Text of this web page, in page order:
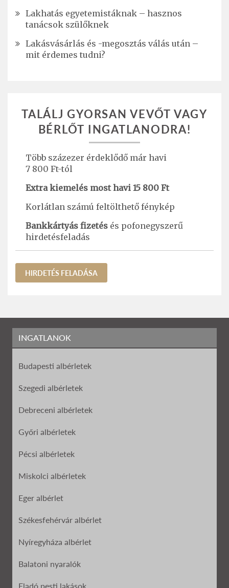
Lakhatás egyetemistáknak – hasznos
tanácsok szülőknek
Lakásvásárlás és -megosztás válás után –
mit érdemes tudni?
TALÁLJ GYORSAN VEVŐT VAGY
BÉRLŐT INGATLANODRA!
Több százezer érdeklődő már havi
7 800 Ft-tól
Extra kiemelés most havi 15 800 Ft
Korlátlan számú feltölthető fénykép
Bankkártyás fizetés és pofonegyszerű
hirdetésfeladás
HIRDETÉS FELADÁSA
INGATLANOK
Budapesti albérletek
Szegedi albérletek
Debreceni albérletek
Győri albérletek
Pécsi albérletek
Miskolci albérletek
Eger albérlet
Székesfehérvár albérlet
Nyíregyháza albérlet
Balatoni nyaralók
Eladó pesti lakások